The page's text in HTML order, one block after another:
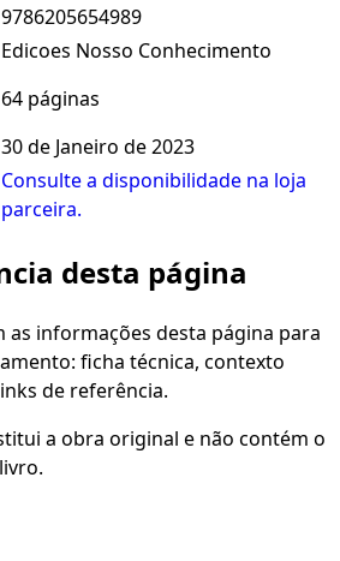
9786205654989
Edicoes Nosso Conhecimento
64 páginas
30 de Janeiro de 2023
Consulte a disponibilidade na loja
parceira.
desta página
as informações desta página para
ficha técnica, contexto
de referência.
a obra original e não contém o